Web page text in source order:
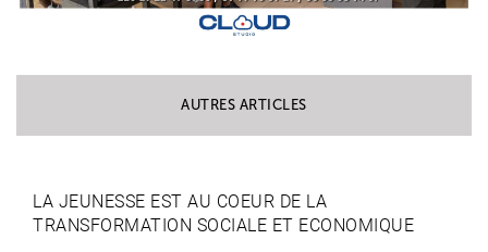
AUTRES ARTICLES
LA JEUNESSE EST AU COEUR DE LA
TRANSFORMATION SOCIALE ET ECONOMIQUE